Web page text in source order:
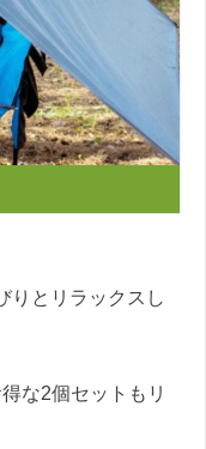
りとリラックスし
な2個セットもリ